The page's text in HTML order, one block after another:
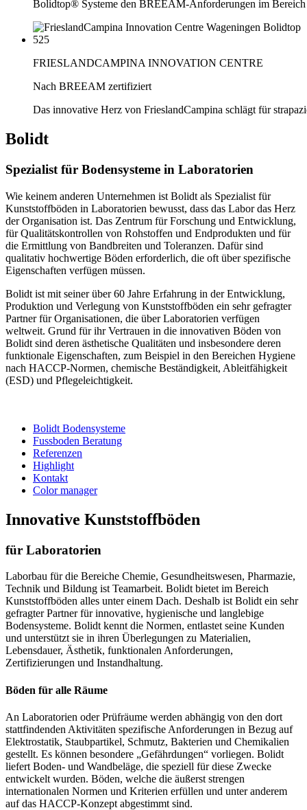
Bolidtop® Systeme den BREEAM-Anforderungen im Bereich
FRIESLANDCAMPINA INNOVATION CENTRE
Nach BREEAM zertifiziert
Das innovative Herz von FrieslandCampina schlägt für
Bolidt
Spezialist für Bodensysteme in Laboratorien
Wie keinem anderen Unternehmen ist Bolidt als Spezialist für
Kunststoffböden in Laboratorien bewusst, dass das Labor das Herz
der Organisation ist. Das Zentrum für Forschung und Entwicklung,
für Qualitätskontrollen von Rohstoffen und Endprodukten und für
die Ermittlung von Bandbreiten und Toleranzen. Dafür sind
qualitativ hochwertige Böden erforderlich, die oft über spezifische
Eigenschaften verfügen müssen.
Bolidt ist mit seiner über 60 Jahre Erfahrung in der Entwicklung,
Produktion und Verlegung von Kunststoffböden ein sehr gefragter
Partner für Organisationen, die über Laboratorien verfügen
weltweit. Grund für ihr Vertrauen in die innovativen Böden von
Bolidt sind deren ästhetische Qualitäten und insbesondere deren
funktionale Eigenschaften, zum Beispiel in den Bereichen Hygiene
nach HACCP-Normen, chemische Beständigkeit, Ableitfähigkeit
(ESD) und Pflegeleichtigkeit.
Bolidt Bodensysteme
Fussboden Beratung
Referenzen
Highlight
Kontakt
Color manager
Innovative Kunststoffböden
für Laboratorien
Laborbau für die Bereiche Chemie, Gesundheitswesen, Pharmazie,
Technik und Bildung ist Teamarbeit. Bolidt bietet im Bereich
Kunststoffböden alles unter einem Dach. Deshalb ist Bolidt ein sehr
gefragter Partner für innovative, hygienische und langlebige
Bodensysteme. Bolidt kennt die Normen, entlastet seine Kunden
und unterstützt sie in ihren Überlegungen zu Materialien,
Lebensdauer, Ästhetik, funktionalen Anforderungen,
Zertifizierungen und Instandhaltung.
Böden für alle Räume
An Laboratorien oder Prüfräume werden abhängig von den dort
stattfindenden Aktivitäten spezifische Anforderungen in Bezug auf
Elektrostatik, Staubpartikel, Schmutz, Bakterien und Chemikalien
gestellt. Es können besondere „Gefährdungen“ vorliegen. Bolidt
liefert Boden- und Wandbeläge, die speziell für diese Zwecke
entwickelt wurden. Böden, welche die äußerst strengen
internationalen Normen und Kriterien erfüllen und unter anderem
auf das HACCP-Konzept abgestimmt sind.